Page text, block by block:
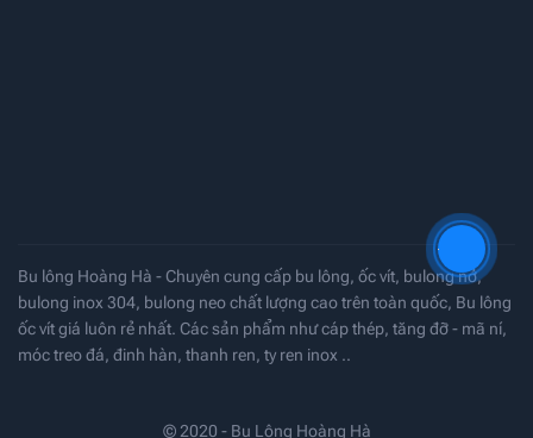
Bu lông Hoàng Hà - Chuyên cung cấp bu lông, ốc vít, bulong nở,
bulong inox 304, bulong neo chất lượng cao trên toàn quốc, Bu lông
ốc vít giá luôn rẻ nhất. Các sản phẩm như cáp thép, tăng đỡ - mã ní,
móc treo đá, đinh hàn, thanh ren, ty ren inox ..
© 2020 - Bu Lông Hoàng Hà